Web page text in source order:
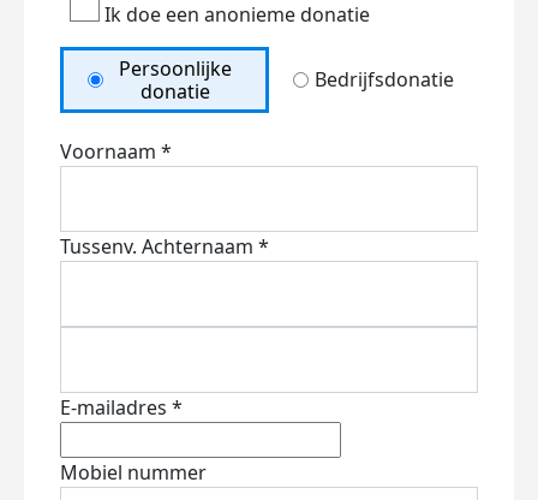
Ik doe een anonieme donatie
Persoonlijke
donatie
Bedrijfsdonatie
Voornaam *
Tussenv. Achternaam *
E-mailadres *
Mobiel nummer